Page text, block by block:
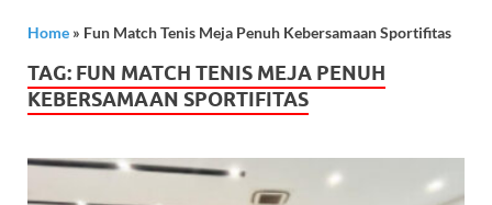
Home » Fun Match Tenis Meja Penuh Kebersamaan Sportifitas
TAG: FUN MATCH TENIS MEJA PENUH
KEBERSAMAAN SPORTIFITAS